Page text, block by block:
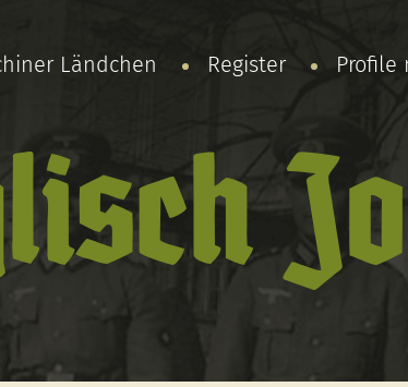
Ländchen Register Profile